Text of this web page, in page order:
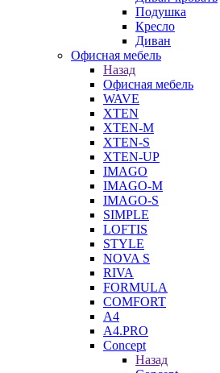
Подушка
Кресло
Диван
Офисная мебель
Назад
Офисная мебель
WAVE
XTEN
XTEN-M
XTEN-S
XTEN-UP
IMAGO
IMAGO-M
IMAGO-S
SIMPLE
LOFTIS
STYLE
NOVA S
RIVA
FORMULA
COMFORT
A4
A4.PRO
Concept
Назад